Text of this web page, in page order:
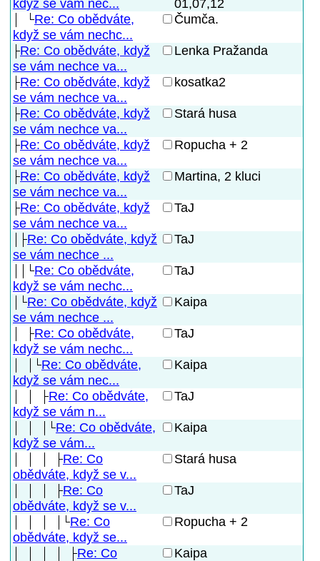
když se vám nec...
01,07,12
Re: Co obědváte,
když se vám nechc...
Čumča.
Re: Co obědváte, když
se vám nechce va...
Lenka Pražanda
Re: Co obědváte, když
se vám nechce va...
kosatka2
Re: Co obědváte, když
se vám nechce va...
Stará husa
Re: Co obědváte, když
se vám nechce va...
Ropucha + 2
Re: Co obědváte, když
se vám nechce va...
Martina, 2 kluci
Re: Co obědváte, když
se vám nechce va...
TaJ
Re: Co obědváte, když
se vám nechce ...
TaJ
Re: Co obědváte,
když se vám nechc...
TaJ
Re: Co obědváte, když
se vám nechce ...
Kaipa
Re: Co obědváte,
když se vám nechc...
TaJ
Re: Co obědváte,
když se vám nec...
Kaipa
Re: Co obědváte,
když se vám n...
TaJ
Re: Co obědváte,
když se vám...
Kaipa
Re: Co
obědváte, když se v...
Stará husa
Re: Co
obědváte, když se v...
TaJ
Re: Co
obědváte, když se...
Ropucha + 2
Re: Co
Kaipa